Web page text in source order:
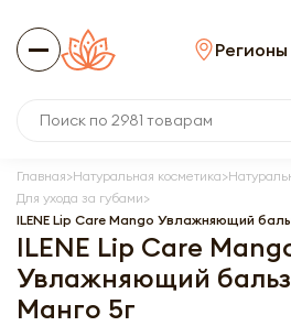
Главная Натуральная косметика
Для ухода за губами
ILENE Lip Care Mango Увлажняющий
ILENE Lip Care
Увлажняющий
Манго 5г